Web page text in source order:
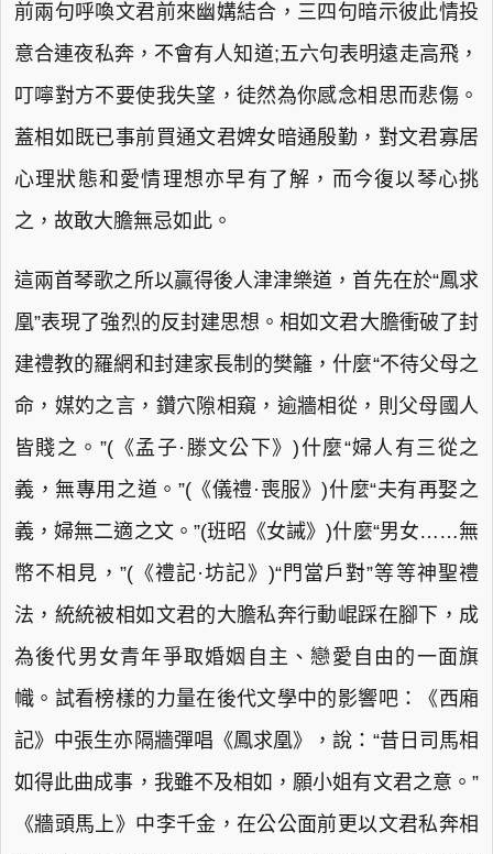
前兩句呼喚文君前來幽媾結合，三四句暗示彼此情投
意合連夜私奔，不會有人知道;五六句表明遠走高飛，
叮嚀對方不要使我失望，徒然為你感念相思而悲傷。
蓋相如既已事前買通文君婢女暗通殷勤，對文君寡居
心理狀態和愛情理想亦早有了解，而今復以琴心挑
之，故敢大膽無忌如此。
這兩首琴歌之所以贏得後人津津樂道，首先在於“鳳求
凰”表現了強烈的反封建思想。相如文君大膽衝破了封
建禮教的羅網和封建家長制的樊籬，什麼“不待父母之
命，媒妁之言，鑽穴隙相窺，逾牆相從，則父母國人
皆賤之。”(《孟子·滕文公下》)什麼“婦人有三從之
義，無專用之道。”(《儀禮·喪服》)什麼“夫有再娶之
義，婦無二適之文。”(班昭《女誡》)什麼“男女……無
幣不相見，”(《禮記·坊記》)“門當戶對”等等神聖禮
法，統統被相如文君的大膽私奔行動崐踩在腳下，成
為後代男女青年爭取婚姻自主、戀愛自由的一面旗
幟。試看榜樣的力量在後代文學中的影響吧：《西廂
記》中張生亦隔牆彈唱《鳳求凰》，說：“昔日司馬相
如得此曲成事，我雖不及相如，願小姐有文君之意。”
《牆頭馬上》中李千金，在公公面前更以文君私奔相